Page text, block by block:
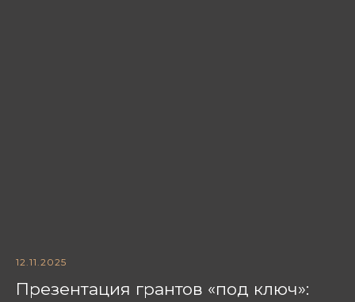
12.11.2025
Презентация грантов «под ключ»: